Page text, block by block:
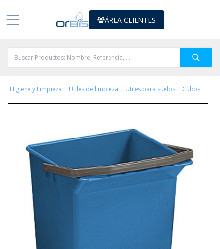
ÁREA CLIENTES
Higiene y Limpieza Utiles de limpieza Utiles para suelos Cubos